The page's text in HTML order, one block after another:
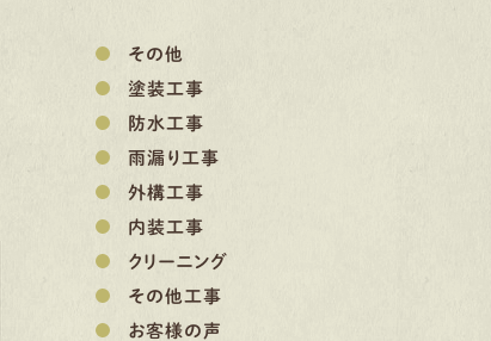
その他
塗装工事
防水工事
雨漏り工事
外構工事
内装工事
クリーニング
その他工事
お客様の声